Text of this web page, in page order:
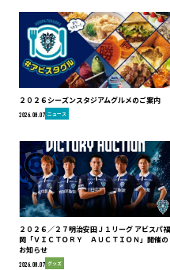
２０２６シーズンスタジアムグルメのご案内
2026.08.07 ニュース
２０２６／２７明治安田Ｊ１リーグ アビスパ福
岡「ＶＩＣＴＯＲＹ ＡＵＣＴＩＯＮ」開催の
お知らせ
2026.08.07 グッズ